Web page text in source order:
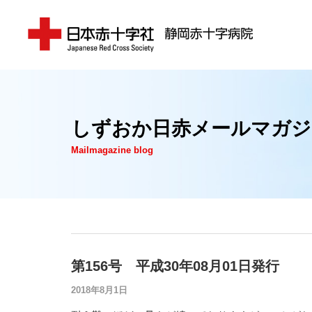
しずおか日赤メールマガ
Mailmagazine blog
第156号 平成30年08月01日発行
2018年8月1日